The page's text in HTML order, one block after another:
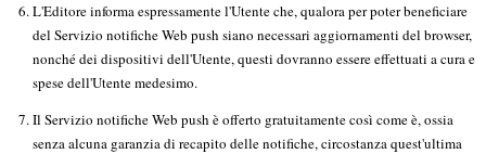
L'Editore informa espressamente l'Utente che, qualora per poter beneficiare
del Servizio notifiche Web push siano necessari aggiornamenti del browser,
nonché dei dispositivi dell'Utente, questi dovranno essere effettuati a cura e
spese dell'Utente medesimo.
Il Servizio notifiche Web push è offerto gratuitamente così come è, ossia
senza alcuna garanzia di recapito delle notifiche, circostanza quest'ultima